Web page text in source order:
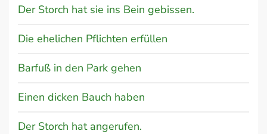
Der Storch hat sie ins Bein gebissen.
Die ehelichen Pflichten erfüllen
Barfuß in den Park gehen
Einen dicken Bauch haben
Der Storch hat angerufen.